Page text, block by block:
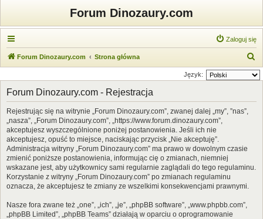
Forum Dinozaury.com
Zaloguj się
Forum Dinozaury.com Strona główna
z
Język:
Forum Dinozaury.com - Rejestracja
Rejestrując się na witrynie „Forum Dinozaury.com”, zwanej dalej „my”, ”nas”,
„nasza”, „Forum Dinozaury.com”, „https://www.forum.dinozaury.com”,
akceptujesz wyszczególnione poniżej postanowienia. Jeśli ich nie
akceptujesz, opuść to miejsce, naciskając przycisk „Nie akceptuję”.
Administracja witryny „Forum Dinozaury.com” ma prawo w dowolnym czasie
zmienić poniższe postanowienia, informując cię o zmianach, niemniej
wskazane jest, aby użytkownicy sami regularnie zaglądali do tego regulaminu.
Korzystanie z witryny „Forum Dinozaury.com” po zmianach regulaminu
oznacza, że akceptujesz te zmiany ze wszelkimi konsekwencjami prawnymi.
Nasze fora zwane też „one”, „ich”, „je”, „phpBB software”, „www.phpbb.com”,
„phpBB Limited”, „phpBB Teams” działają w oparciu o oprogramowanie